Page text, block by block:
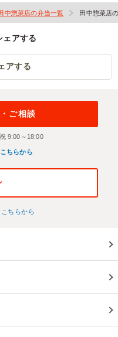
中惣菜店の弁当一覧 田中惣菜店
ェアする
アする
ご相談
9:00～18:00
ちらから
ちらから